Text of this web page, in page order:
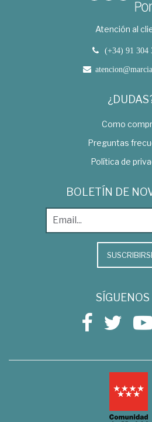
Atención al
(+34) 91 304
Como
Preguntas
Política de
BOLETÍN DE
SÍGUENOS